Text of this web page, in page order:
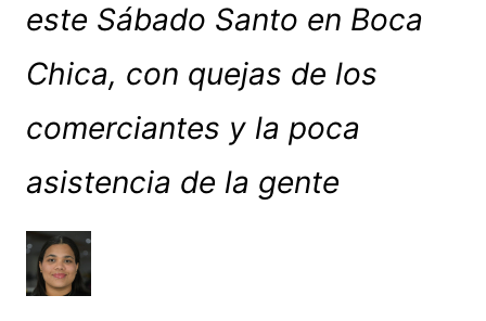
este Sábado Santo en Boca
Chica, con quejas de los
comerciantes y la poca
asistencia de la gente